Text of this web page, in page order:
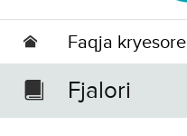
Faqja kryesore
Fjalori